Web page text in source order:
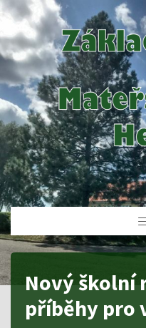
Nový školní
příběhy pro